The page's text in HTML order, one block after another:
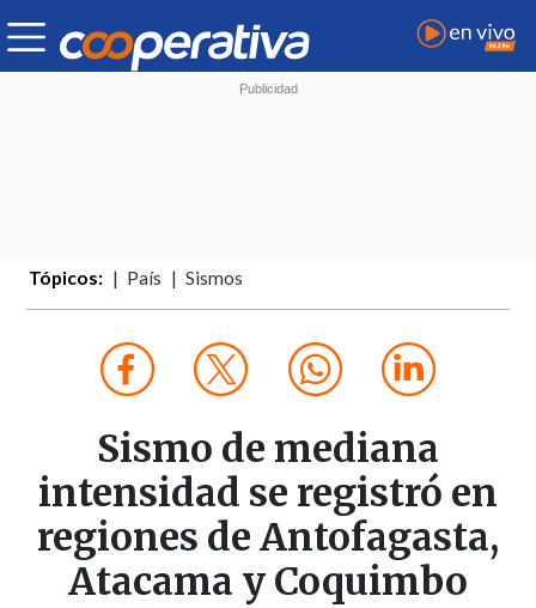
Tópicos: País Sismos
Sismo de mediana
intensidad se registró en
regiones de Antofagasta,
Atacama y Coquimbo